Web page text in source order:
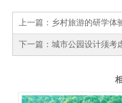
上一篇： 乡村旅游的研学体
下一篇： 城市公园设计须考